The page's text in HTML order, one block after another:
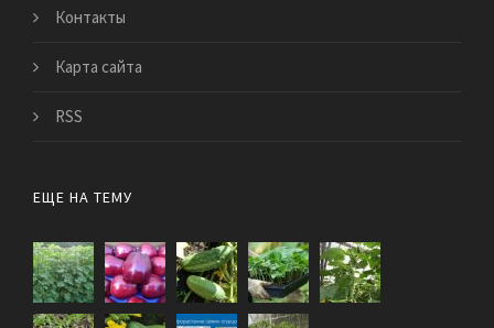
Контакты
Карта сайта
RSS
ЕЩЕ НА ТЕМУ